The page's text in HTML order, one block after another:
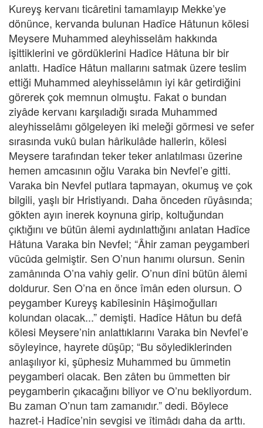
Kureyş kervanı ticâretini tamamlayıp Mekke’ye
dönünce, kervanda bulunan Hadîce Hâtunun kölesi
Meysere Muhammed aleyhisselâm hakkında
işittiklerini ve gördüklerini Hadîce Hâtuna bir bir
anlattı. Hadîce Hâtun mallarını satmak üzere teslim
ettiği Muhammed aleyhisselâmın iyi kâr getirdiğini
görerek çok memnun olmuştu. Fakat o bundan
ziyâde kervanı karşıladığı sırada Muhammed
aleyhisselâmı gölgeleyen iki meleği görmesi ve sefer
sırasında vukû bulan hârikulâde hallerin, kölesi
Meysere tarafından teker teker anlatılması üzerine
hemen amcasının oğlu Varaka bin Nevfel’e gitti.
Varaka bin Nevfel putlara tapmayan, okumuş ve çok
bilgili, yaşlı bir Hristiyandı. Daha önceden rüyâsında;
gökten ayın inerek koynuna girip, koltuğundan
çıktığını ve bütün âlemi aydınlattığını anlatan Hadîce
Hâtuna Varaka bin Nevfel; “Âhir zaman peygamberi
vücûda gelmiştir. Sen O’nun hanımı olursun. Senin
zamânında O’na vahiy gelir. O’nun dîni bütün âlemi
doldurur. Sen O’na en önce îmân eden olursun. O
peygamber Kureyş kabîlesinin Hâşimoğulları
kolundan olacak...” demişti. Hadîce Hâtun bu defâ
kölesi Meysere’nin anlattıklarını Varaka bin Nevfel’e
söyleyince, hayrete düşüp; “Bu söylediklerinden
anlaşılıyor ki, şüphesiz Muhammed bu ümmetin
peygamberi olacak. Ben zâten bu ümmetten bir
peygamberin çıkacağını biliyor ve O’nu bekliyordum.
Bu zaman O’nun tam zamanıdır.” dedi. Böylece
hazret-i Hadîce’nin sevgisi ve îtimâdı daha da arttı.